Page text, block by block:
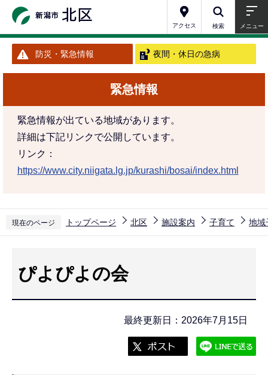
ジ
先
アクセス 検索 メニュー
防災・緊急情報 夜間・休日の急病
緊急情報
緊急情報が出ている地域があります。
詳細は下記リンクで公開しています。
リンク：
https://www.city.niigata.lg.jp/kurashi/bosai/index.html
現在のページ トップページ 北区 施設案内 子育て 地域
ぴよぴよの会
最終更新日：2026年7月15日